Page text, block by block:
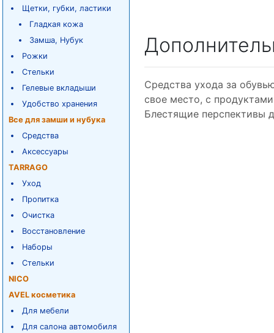
Щетки, губки, ластики
Гладкая кожа
Замша, Нубук
Рожки
Стельки
Гелевые вкладыши
Удобство хранения
Все для замши и нубука
Средства
Аксессуары
TARRAGO
Уход
Пропитка
Очистка
Восстановление
Наборы
Стельки
NICO
AVEL косметика
Для мебели
Для салона автомобиля
Средства ухода за
свое место, с
Блестящие перспективы